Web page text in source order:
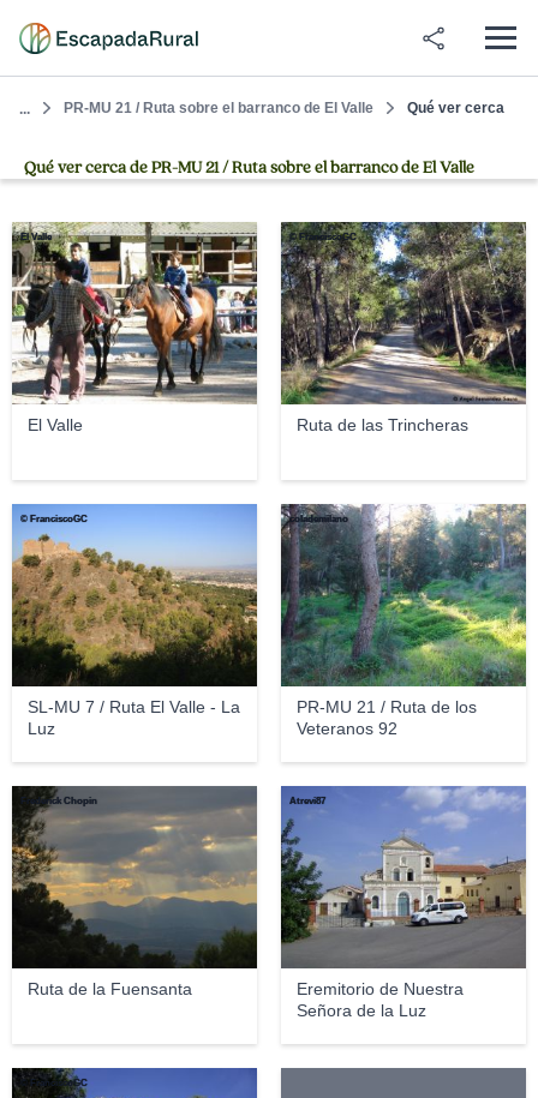
... PR-MU 21 / Ruta sobre el barranco de El Valle Qué ver cerca
Qué ver cerca de PR-MU 21 / Ruta sobre el barranco de El Valle
El Valle
El Valle
Ruta de las Trincheras
© FranciscoGC
SL-MU 7 / Ruta El Valle - La
Luz
© FranciscoGC
PR-MU 21 / Ruta de los
Veteranos 92
colademilano
Ruta de la Fuensanta
Frederick Chopin
Eremitorio de Nuestra
Señora de la Luz
Atrevi87
© FranciscoGC